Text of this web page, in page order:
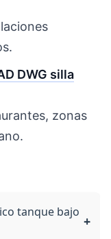
DWG silla
zonas
tanque bajo